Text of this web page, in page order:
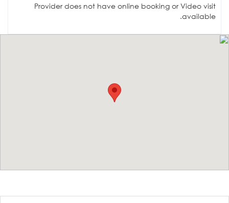
Provider does not have online booking or Video visit
available.